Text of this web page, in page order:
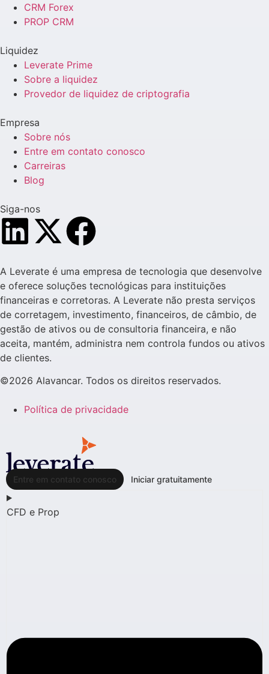
CRM Forex
PROP CRM
Liquidez
Leverate Prime
Sobre a liquidez
Provedor de liquidez de criptografia
Empresa
Sobre nós
Entre em contato conosco
Carreiras
Blog
Siga-nos
A Leverate é uma empresa de tecnologia que desenvolve
e oferece soluções tecnológicas para instituições
financeiras e corretoras. A Leverate não presta serviços
de corretagem, investimento, financeiros, de câmbio, de
gestão de ativos ou de consultoria financeira, e não
aceita, mantém, administra nem controla fundos ou ativos
de clientes.
©2026 Alavancar. Todos os direitos reservados.
Política de privacidade
Entre em contato conosco Iniciar gratuitamente
CFD e Prop